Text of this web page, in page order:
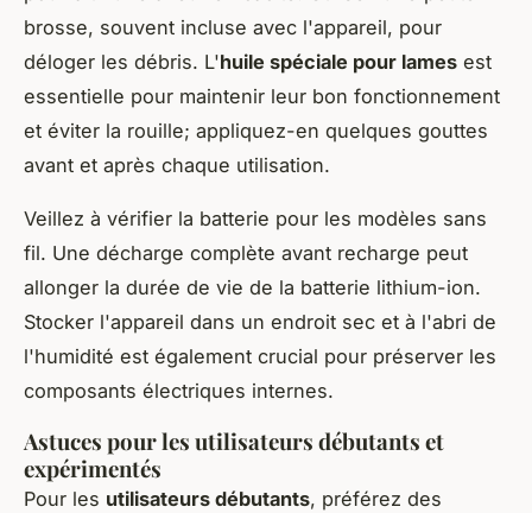
brosse, souvent incluse avec l'appareil, pour
déloger les débris. L'huile spéciale pour lames est
essentielle pour maintenir leur bon fonctionnement
et éviter la rouille; appliquez-en quelques gouttes
avant et après chaque utilisation.
Veillez à vérifier la batterie pour les modèles sans
fil. Une décharge complète avant recharge peut
allonger la durée de vie de la batterie lithium-ion.
Stocker l'appareil dans un endroit sec et à l'abri de
l'humidité est également crucial pour préserver les
composants électriques internes.
Astuces pour les utilisateurs débutants et
expérimentés
Pour les utilisateurs débutants, préférez des